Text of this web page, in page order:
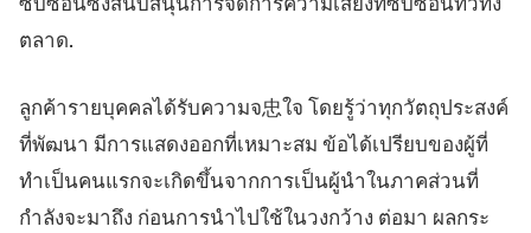
ตลาด.
ลูกค้ารายบุคคลได้รับความจ忠ใจ โดยรู้ว่าทุกวัตถุประสงค์
ที่พัฒนา มีการแสดงออกที่เหมาะสม ข้อได้เปรียบของผู้ที่
ทำเป็นคนแรกจะเกิดขึ้นจากการเป็นผู้นำในภาคส่วนที่
กำลังจะมาถึง ก่อนการนำไปใช้ในวงกว้าง ต่อมา ผลกระ